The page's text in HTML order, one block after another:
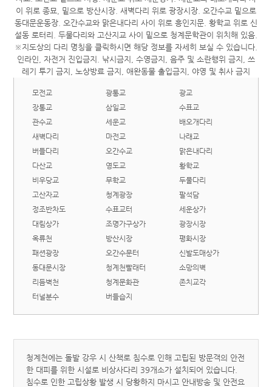
모전교 광통교
광교
장통교
삼일교
수표교
관수교
세운교
배오개다리
새벽다리
마전교
나래교
버들다리
오간수교
맑은내다리
다산교
영도교
황학교
비우당교
무학교
두물다리
고산자교
청계광장
팔석담
정조반차도
수표교터
세운상가
대림상가
조명가구상가
광장시장
옥류천
방산시장
평화시장
패션광장
오간수문터
신발도매상가
동대문시장
청계천빨래터
소망의벽
리듬벽천
청계문화관
존치교각
터널분수
버들습지
청계천에는 돌발 강우 시 산책로 침수로 인해 고립된 방문객의 안전
한 대피를 위한 시설로 비상사다리 39개소가 설치되어 있습니다.
침수로 인한 고립상황 발생 시 당황하지 마시고 안내방송 및 안전요